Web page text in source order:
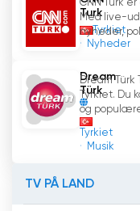
Turk
Tyrkiet
Nyheder
CNN Türk
Med live-
nyheder,
Dream
Türk
Tyrkiet
Musik
Dream
Tyrkiet. Du
og
TV PÅ LAND